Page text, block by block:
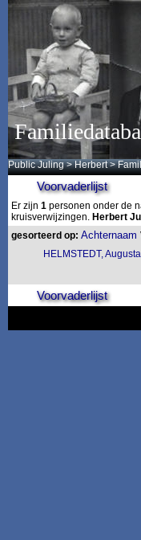
Public Juling >Herbert >
Voorvaderlijst
Er zijn 1 personen onder de
kruisverwijzingen. Herbert
gesorteerd op: Achternaam
HELMSTEDT, Augusta
Voorvaderlijst